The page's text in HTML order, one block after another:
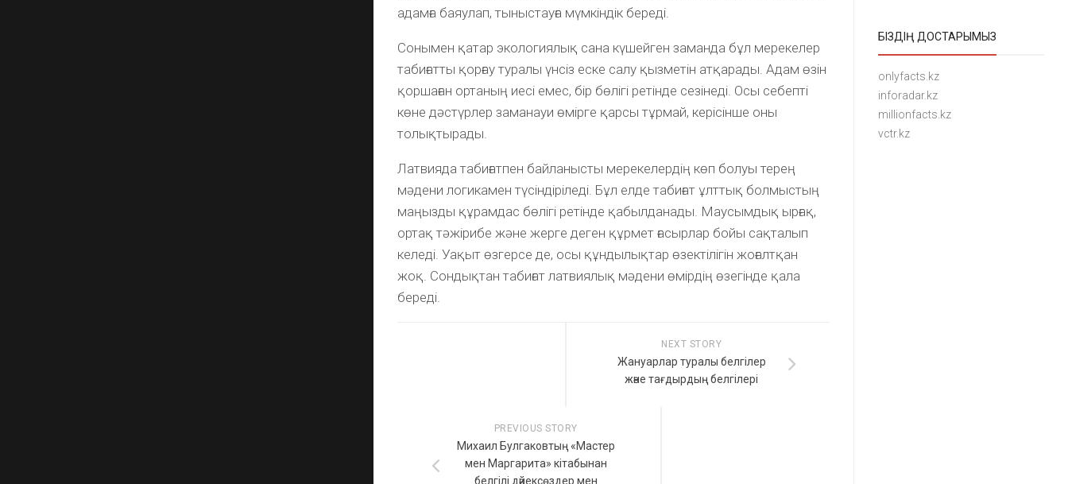
адамға баяулап, тыныстауға мүмкіндік береді.
Сонымен қатар экологиялық сана күшейген заманда бұл мерекелер
табиғатты қорғау туралы үнсіз еске салу қызметін атқарады. Адам өзін
қоршаған ортаның иесі емес, бір бөлігі ретінде сезінеді. Осы себепті
көне дәстүрлер заманауи өмірге қарсы тұрмай, керісінше оны
толықтырады.
Латвияда табиғатпен байланысты мерекелердің көп болуы терең
мәдени логикамен түсіндіріледі. Бұл елде табиғат ұлттық болмыстың
маңызды құрамдас бөлігі ретінде қабылданады. Маусымдық ырғақ,
ортақ тәжірибе және жерге деген құрмет ғасырлар бойы сақталып
келеді. Уақыт өзгерсе де, осы құндылықтар өзектілігін жоғалтқан
жоқ. Сондықтан табиғат латвиялық мәдени өмірдің өзегінде қала
береді.
NEXT STORY
Жануарлар туралы белгілер
және тағдырдың белгілері
PREVIOUS STORY
Михаил Булгаковтың «Мастер
мен Маргарита» кітабынан
белгілі дәйексөздер мен
БІЗДІҢ ДОСТАРЫМЫЗ
onlyfacts.kz
inforadar.kz
millionfacts.kz
vctr.kz